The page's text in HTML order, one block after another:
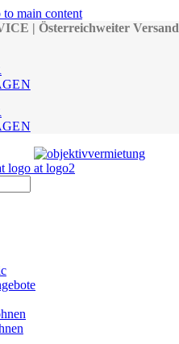
to main content
| Österreichweiter Versand